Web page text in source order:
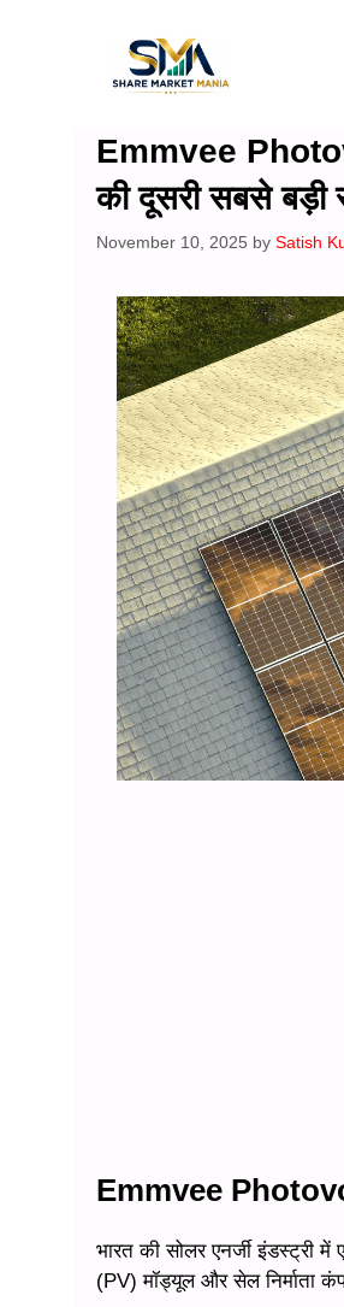
Emmvee
की दूसरी सबसे
November 10, 2025 by Satish
Emmvee
भारत की सोलर एनर्जी इंडस्ट्री
(PV) मॉड्यूल और सेल निर्माता